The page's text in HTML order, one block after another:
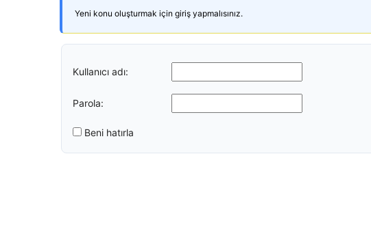
Yeni konu oluşturmak için giriş yapmalısınız.
Kullanıcı adı:
Parola:
Beni hatırla